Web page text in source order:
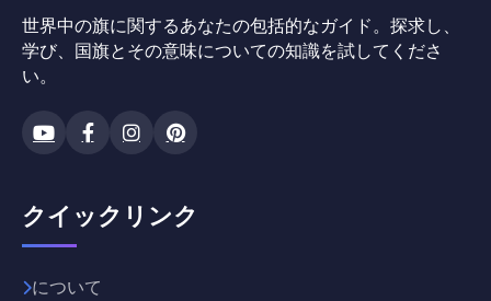
世界中の旗に関するあなたの包括的なガイド。探求し、
学び、国旗とその意味についての知識を試してくださ
い。
クイックリンク
について